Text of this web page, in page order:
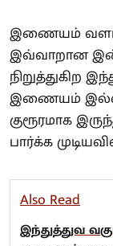
இணையம்
இவ்வாறான
நிறுத்துகிற
இணையம்
குரூரமாக
பார்க்க
Also Read
இந்துத்துவ